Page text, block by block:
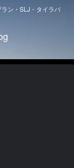
ン・SLJ・タイラバ